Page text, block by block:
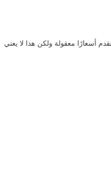
أسعارًا معقولة ولكن هذا لا يعني